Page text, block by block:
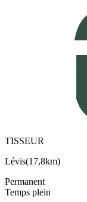
TISSEUR
Lévis(17,8km)
Permanent
Temps plein